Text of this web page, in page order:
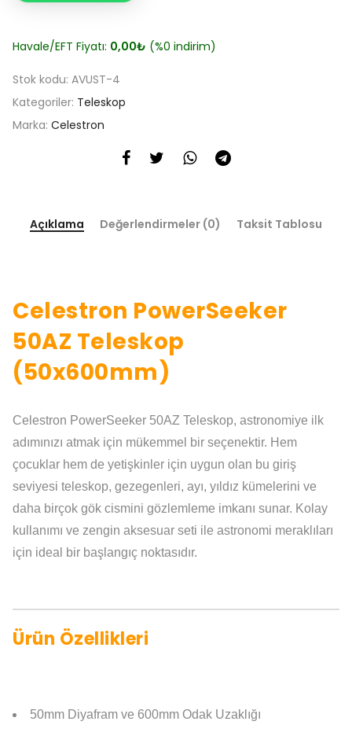
Havale/EFT Fiyatı: 0,00₺ (%0 indirim)
Stok kodu: AVUST-4
Kategoriler: Teleskop
Marka: Celestron
Açıklama Değerlendirmeler (0) Taksit Tablosu
Celestron PowerSeeker
50AZ Teleskop
(50x600mm)
Celestron PowerSeeker 50AZ Teleskop, astronomiye ilk
adımınızı atmak için mükemmel bir seçenektir. Hem
çocuklar hem de yetişkinler için uygun olan bu giriş
seviyesi teleskop, gezegenleri, ayı, yıldız kümelerini ve
daha birçok gök cismini gözlemleme imkanı sunar. Kolay
kullanımı ve zengin aksesuar seti ile astronomi meraklıları
için ideal bir başlangıç noktasıdır.
Ürün Özellikleri
50mm Diyafram ve 600mm Odak Uzaklığı